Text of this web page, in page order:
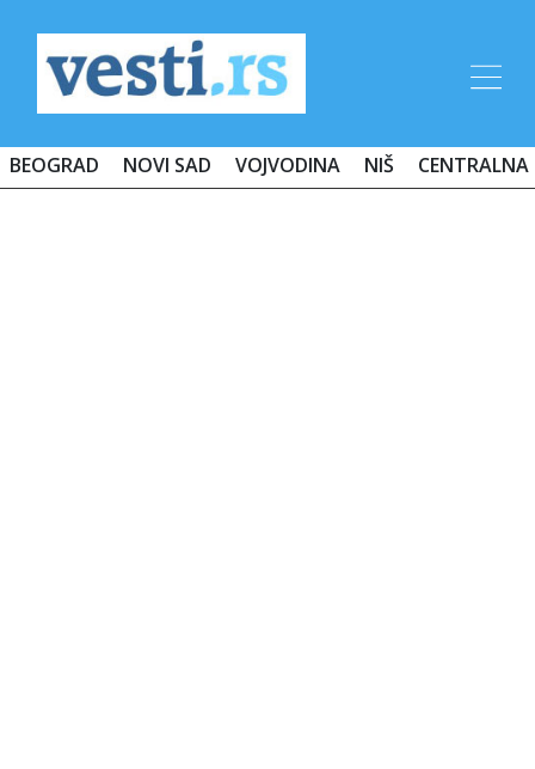
BEOGRAD NOVI SAD VOJVODINA NIŠ CENTRALNA